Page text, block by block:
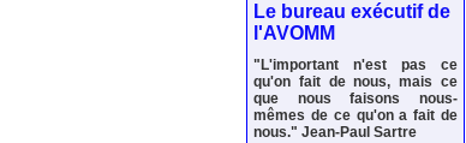
Le bureau exécutif de
l'AVOMM
"L'important n'est pas ce
qu'on fait de nous, mais ce
que nous faisons nous-
mêmes de ce qu'on a fait de
nous." Jean-Paul Sartre